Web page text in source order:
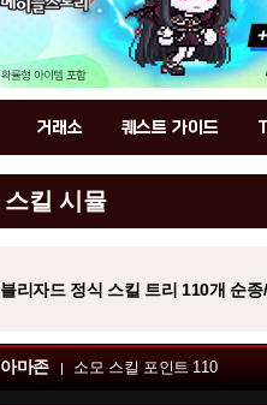
거래소 퀘스트 가이드
스킬 시뮬
블리자드 정식 스킬 트리 110개 순
아마존 소모 스킬 포인트 110